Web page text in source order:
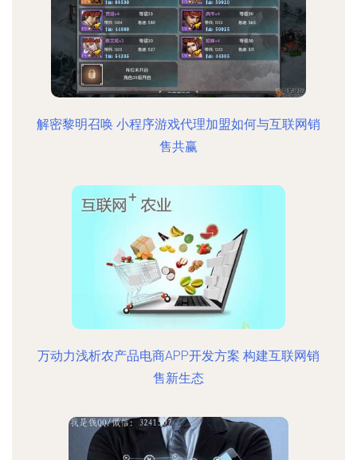
解密黎明召唤 小程序游戏代理加盟如何与互联网销
售共赢
万动力浅析农产品电商APP开发方案 构建互联网销
售新生态